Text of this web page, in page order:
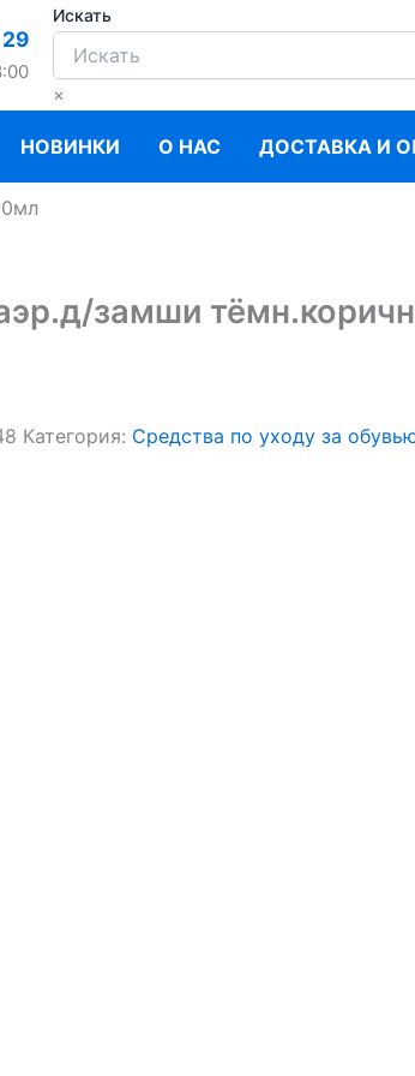
Искать
×
НОВИНКИ О НАС ДОСТАВКА И
замши
Категория: Средства по уходу за